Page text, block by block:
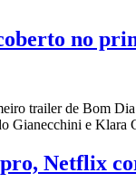
no
trailer de Bom
Gianecchini e
Netflix